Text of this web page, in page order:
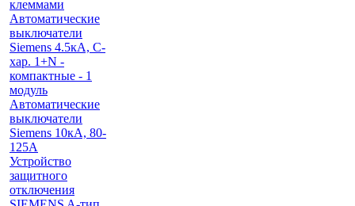
клеммами
Автоматические
выключатели
Siemens 4.5кА, C-
хар. 1+N -
компактные - 1
модуль
Автоматические
выключатели
Siemens 10кА, 80-
125A
Устройство
защитного
отключения